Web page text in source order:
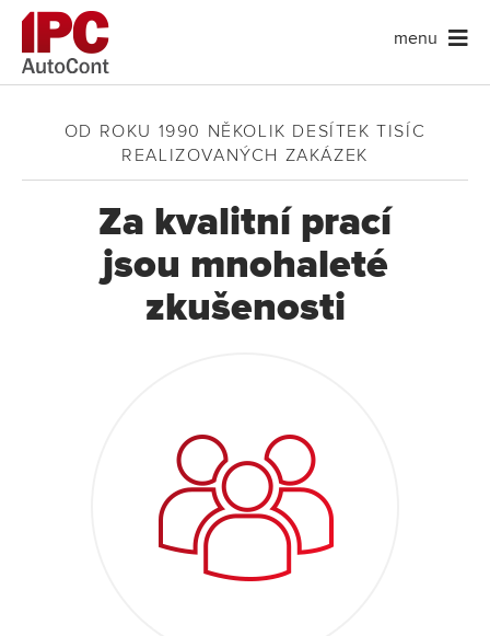
menu
OD ROKU 1990 NĚKOLIK DESÍTEK TISÍC
REALIZOVANÝCH ZAKÁZEK
Za kvalitní prací
jsou mnohaleté
zkušenosti